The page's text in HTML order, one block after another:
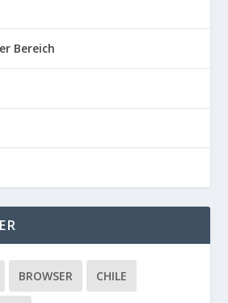
Bereich
BROWSER CHILE